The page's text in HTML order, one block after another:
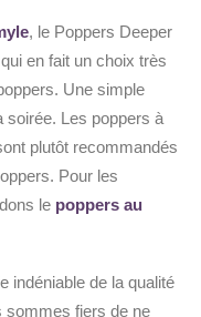
, le Poppers Deeper
en fait un choix très
Une simple
soirée. Les poppers à
plutôt recommandés
Pour les
le poppers au
indéniable de la qualité
sommes fiers de ne